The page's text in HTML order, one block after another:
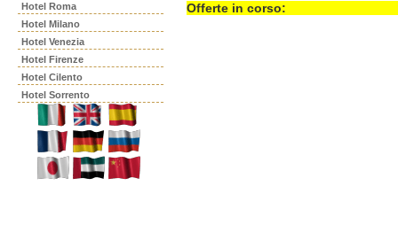
Hotel Roma
Hotel Milano
Hotel Venezia
Hotel Firenze
Hotel Cilento
Hotel Sorrento
Offerte in corso: